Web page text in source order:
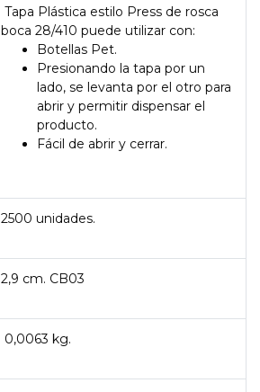
Tapa Plástica estilo Press de rosca
boca 28/410 puede utilizar con:
Botellas Pet.
Presionando la tapa por un
lado, se levanta por el otro para
abrir y permitir dispensar el
producto.
Fácil de abrir y cerrar.
2500 unidades.
2,9 cm. CB03
0,0063 kg.